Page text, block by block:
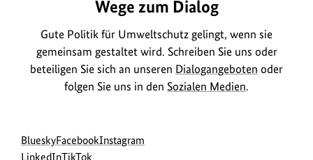
Wege zum Dialog
Gute Politik für Umweltschutz gelingt, wenn sie
gemeinsam gestaltet wird. Schreiben Sie uns oder
beteiligen Sie sich an unseren Dialogangeboten oder
folgen Sie uns in den Sozialen Medien.
Social
Media
Blueskyzur
Bluesky-
Facebookzur
Instagram
LinkedInzur
zur
TikTok